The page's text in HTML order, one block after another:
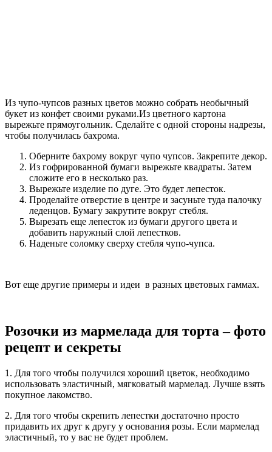
Из чупо-чупсов разных цветов можно собрать необычный
букет из конфет своими руками.Из цветного картона
вырежьте прямоугольник. Сделайте с одной стороны надрезы,
чтобы получилась бахрома.
Оберните бахрому вокруг чупо чупсов. Закрепите декор.
Из гофрированной бумаги вырежьте квадраты. Затем
сложите его в несколько раз.
Вырежьте изделие по дуге. Это будет лепесток.
Проделайте отверстие в центре и засуньте туда палочку
леденцов. Бумагу закрутите вокруг стебля.
Вырезать еще лепесток из бумаги другого цвета и
добавить наружный слой лепестков.
Наденьте соломку сверху стебля чупо-чупса.
Вот еще другие примеры и идеи в разных цветовых гаммах.
Розочки из мармелада для торта – фото
рецепт и секреты
1. Для того чтобы получился хороший цветок, необходимо
использовать эластичный, мягковатый мармелад. Лучше взять
покупное лакомство.
2. Для того чтобы скрепить лепестки достаточно просто
придавить их друг к другу у основания розы. Если мармелад
эластичный, то у вас не будет проблем.